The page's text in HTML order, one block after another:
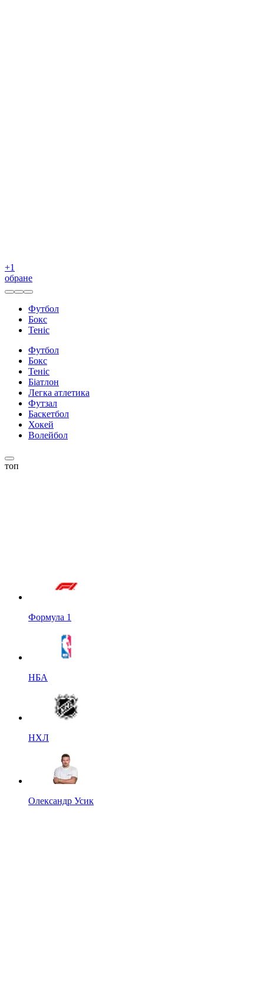
+1
обране
Футбол
Бокс
Теніс
Футбол
Бокс
Теніс
Біатлон
Легка атлетика
Футзал
Баскетбол
Хокей
Волейбол
топ
Формула 1
НБА
НХЛ
Олександр Усик